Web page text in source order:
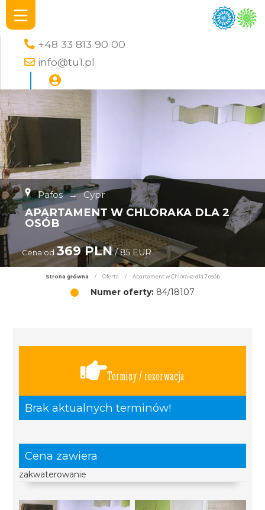
+48 33 813 90 00
info@tu1.pl
Pafos → Cypr
APARTAMENT W CHLORAKA DLA 2
OSÓB
Cena od 369 PLN/ 85 EUR
Strona główna / Oferta / Apartament w Chloraka dla 2 osób
Numer oferty: 84/18107
Terminy / rezerwacja
Brak aktualnych terminów!
Cena zawiera
zakwaterowanie